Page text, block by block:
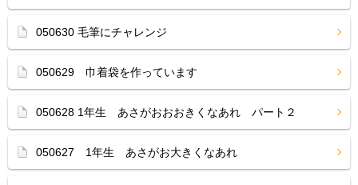
050630 毛筆にチャレンジ
050629 巾着袋を作っています
050628 1年生 あさがおおおきくなあれ パート２
050627 1年生 あさがお大きくなあれ